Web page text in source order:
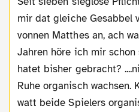
mir dat gleiche Gesabbel
vonnen Matthes an, ach
Jahren höre ich mir schon
hatet bisher gebracht?
Ruhe organisch wachsen.
watt beide Spielers